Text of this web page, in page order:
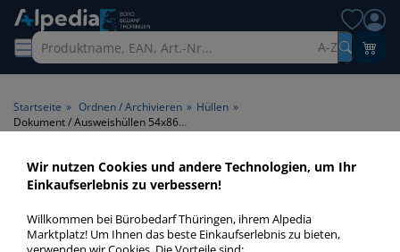
A-Z
Startseite » Ordnen / Archivieren » Hüllen »
Dokument / Ausweishüllen 54x86mm
Dokument / Ausweishüllen
54x86mm > Format 54x86mm
Wir nutzen Cookies und andere Technologien, um Ihr
Einkaufserlebnis zu verbessern!
Willkommen bei Bürobedarf Thüringen, ihrem Alpedia
Marktplatz! Um Ihnen das beste Einkaufserlebnis zu bieten,